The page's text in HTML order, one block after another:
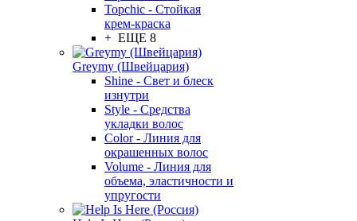
Topchic - Стойкая
крем-краска
+ ЕЩЕ 8
Greymy (Швейцария)
Shine - Свет и блеск
изнутри
Style - Средства
укладки волос
Color - Линия для
окрашенных волос
Volume - Линия для
объема, эластичности и
упругости